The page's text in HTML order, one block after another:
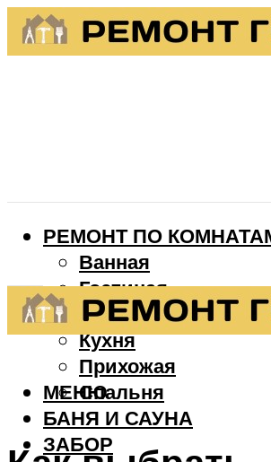
РЕМОНТ ПО
Ванная
Гостиная
Детская
Кухня
Прихожая
Спальня
БАНЯ И САУНА
ЗАБОР
МЕНЮ